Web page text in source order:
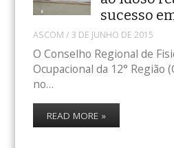
sucesso
ASCOM / 3 DE JUNHO DE 2015
O Conselho Regional de
Ocupacional da 12° Região
no…
READ MORE »